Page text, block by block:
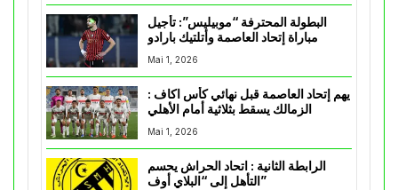
البطولة المحترفة “موبيليس”: تأجيل
مباراة إتحاد العاصمة وأتلتيك بارادو
Mai 1, 2026
يهم إتحاد العاصمة قبل نهائي كأس اكاف :
Mai 1, 2026
الرابطة الثانية : اتحاد الحراش يحسم
التأهل إلى “البلاي أوف”